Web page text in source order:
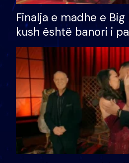
Finalja e madhe e
kush është banori i
shtëpinë dhe humb
të fituar çmimin e